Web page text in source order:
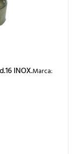
INOX.Marca: